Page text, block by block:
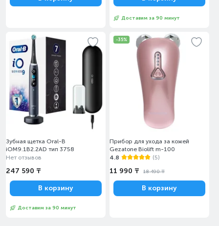
Доставим за 90 минут
Зубная щетка Oral-B
iOM9.1B2.2AD тип 3758
Нет отзывов
247 590 ₸
В корзину
Доставим за 90 минут
-35%
Прибор для ухода за кожей
Gezatone Biolift m-100
4.8
(5)
11 990 ₸ 18 490 ₸
В корзину